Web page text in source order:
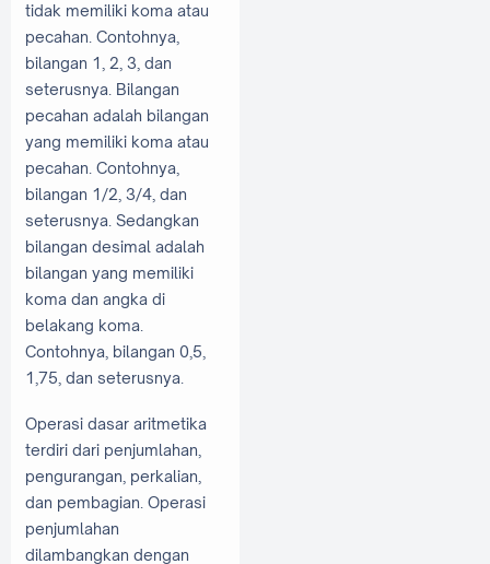
tidak memiliki koma atau
pecahan. Contohnya,
bilangan 1, 2, 3, dan
seterusnya. Bilangan
pecahan adalah bilangan
yang memiliki koma atau
pecahan. Contohnya,
bilangan 1/2, 3/4, dan
seterusnya. Sedangkan
bilangan desimal adalah
bilangan yang memiliki
koma dan angka di
belakang koma.
Contohnya, bilangan 0,5,
1,75, dan seterusnya.
Operasi dasar aritmetika
terdiri dari penjumlahan,
pengurangan, perkalian,
dan pembagian. Operasi
penjumlahan
dilambangkan dengan